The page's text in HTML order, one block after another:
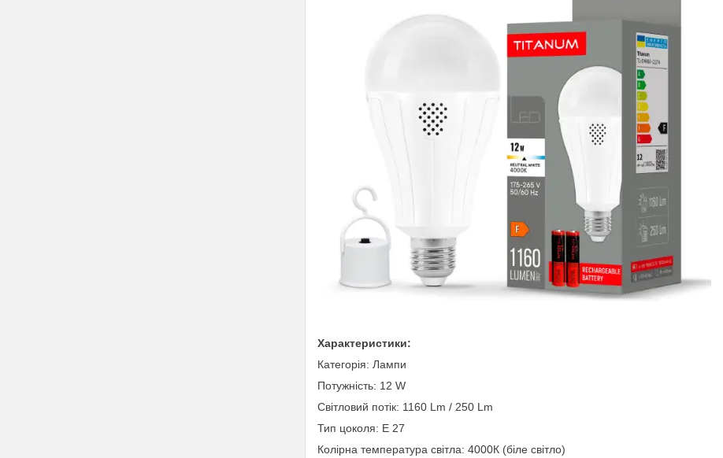
Характеристики:
Категорія: Лампи
Потужність: 12 W
Світловий потік: 1160 Lm / 250 Lm
Тип цоколя: Е 27
Колірна температура світла: 4000К (біле світло)